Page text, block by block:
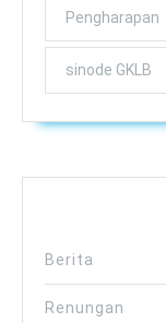
Pengharapan
sinode GKLB
Berita
Renungan